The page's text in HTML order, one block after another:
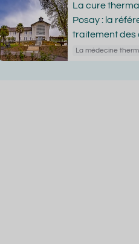
La cure
Posay : la
traitement des
La médecine